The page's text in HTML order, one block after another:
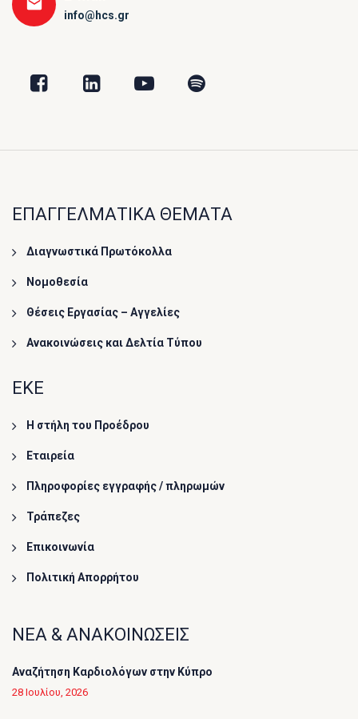
info@hcs.gr
ΕΠΑΓΓΕΛΜΑΤΙΚΑ ΘΕΜΑΤΑ
Διαγνωστικά Πρωτόκολλα
Νομοθεσία
Θέσεις Εργασίας – Αγγελίες
Ανακοινώσεις και Δελτία Τύπου
ΕΚΕ
Η στήλη του Προέδρου
Εταιρεία
Πληροφορίες εγγραφής / πληρωμών
Τράπεζες
Επικοινωνία
Πολιτική Απορρήτου
ΝΕΑ & ΑΝΑΚΟΙΝΩΣΕΙΣ
Αναζήτηση Καρδιολόγων στην Κύπρο
28 Ιουλίου, 2026